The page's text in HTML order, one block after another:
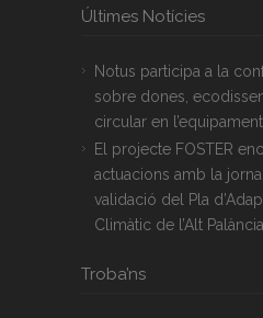
Últimes Notícies
Notus participa a la
sobre dones,
circular en
El projecte FOSTER
actuacions amb la
validació del Pla
Climàtic de l’Alt Palància
Troba’ns